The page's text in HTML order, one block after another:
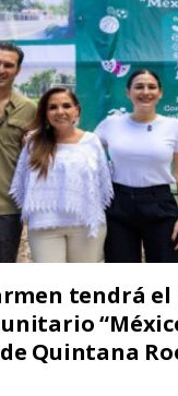
tendrá
Quintana